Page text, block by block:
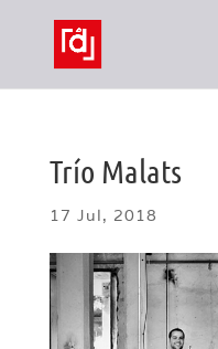
Trío Malats
17 Jul, 2018